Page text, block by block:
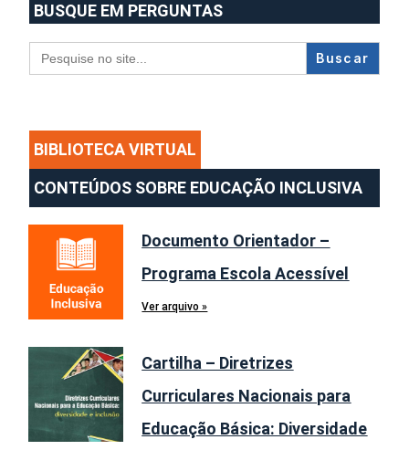
BUSQUE EM PERGUNTAS
Search
for:
BIBLIOTECA VIRTUAL
CONTEÚDOS SOBRE EDUCAÇÃO INCLUSIVA
Documento Orientador –
Programa Escola Acessível
Ver arquivo »
Cartilha – Diretrizes
Curriculares Nacionais para
Educação Básica: Diversidade